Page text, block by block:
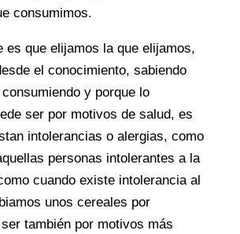
consumimos.
es que elijamos la que elijamos,
el conocimiento, sabiendo
y porque lo
ser por motivos de salud, es
intolerancias o alergias, como
personas intolerantes a la
cuando existe intolerancia al
unos cereales por
también por motivos más